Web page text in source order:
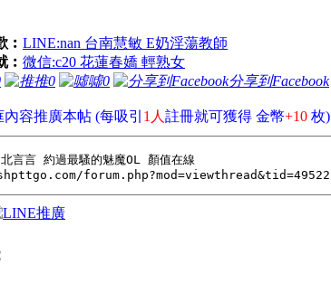
︰ LINE:nan 台南慧敏 E奶淫蕩教師
︰ 微信:c20 花蓮春嬌 輕熟女
推0 噓0 分享到Facebook
容推廣本帖 (每吸引 1人 註冊就可獲得 金幣+10 枚)